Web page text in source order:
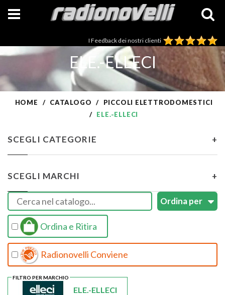
I Feedback dei nostri clienti
ELE.-ELLECI
HOME CATALOGO
PICCOLI ELETTRODOMESTICI
ELE.-ELLECI
SCEGLI CATEGORIE +
SCEGLI MARCHI +
Ordina e Ritira
Radionovelli Conviene
ELE.-ELLECI
FILTRO PER MARCHIO